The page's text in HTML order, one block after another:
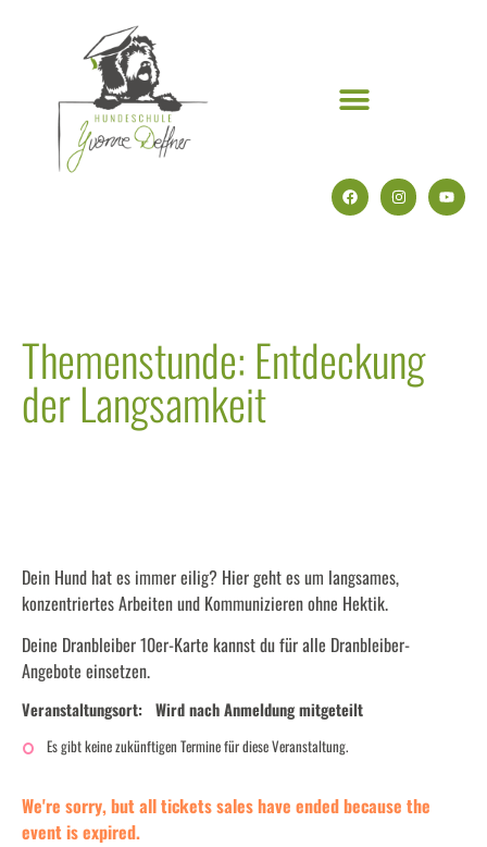
Themenstunde: Entdeckung
der Langsamkeit
Dein Hund hat es immer eilig? Hier geht es um langsames,
konzentriertes Arbeiten und Kommunizieren ohne Hektik.
Deine Dranbleiber 10er-Karte kannst du für alle Dranbleiber-
Angebote einsetzen.
Veranstaltungsort: Wird nach Anmeldung mitgeteilt
Es gibt keine zukünftigen Termine für diese Veranstaltung.
We're sorry, but all tickets sales have ended because the
event is expired.